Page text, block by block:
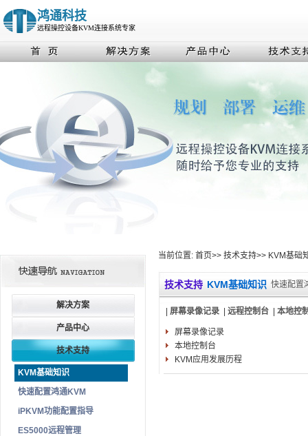
鸿通科技
远程操控设备KVM连接系统专家
解决方案
产品中心
技术支持
KVM基础知识
快速配置鸿通KVM
iPKVM功能配置指导
ES5000远程管理
当前位置: 首页>> 技术支持>> KVM基础
技术支持 KVM基础知识 快速配置
屏幕录像记录| 远程控制台| 本地控
屏幕录像记录
本地控制台
KVM应用发展历程